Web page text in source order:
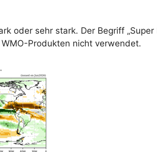
oder sehr stark. Der Begriff
Produkten nicht verwendet.